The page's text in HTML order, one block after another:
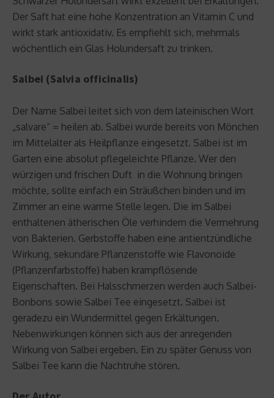
Der Saft hat eine hohe Konzentration an Vitamin C und
wirkt stark antioxidativ. Es empfiehlt sich, mehrmals
wöchentlich ein Glas Holundersaft zu trinken.
Salbei (Salvia officinalis)
Der Name Salbei leitet sich von dem lateinischen Wort
„salvare“ = heilen ab. Salbei wurde bereits von Mönchen
im Mittelalter als Heilpflanze eingesetzt. Salbei ist im
Garten eine absolut pflegeleichte Pflanze. Wer den
würzigen und frischen Duft in die Wohnung bringen
möchte, sollte einfach ein Sträußchen binden und im
Zimmer an eine warme Stelle legen. Die im Salbei
enthaltenen ätherischen Öle verhindern die Vermehrung
von Bakterien. Gerbstoffe haben eine antientzündliche
Wirkung, sekundäre Pflanzenstoffe wie Flavonoide
(Pflanzenfarbstoffe) haben krampflösende
Eigenschaften. Bei Halsschmerzen werden auch Salbei-
Bonbons sowie Salbei Tee eingesetzt. Salbei ist
geradezu ein Wundermittel gegen Erkältungen.
Nebenwirkungen können sich aus der anregenden
Wirkung von Salbei ergeben. Ein zu später Genuss von
Salbei Tee kann die Nachtruhe stören.